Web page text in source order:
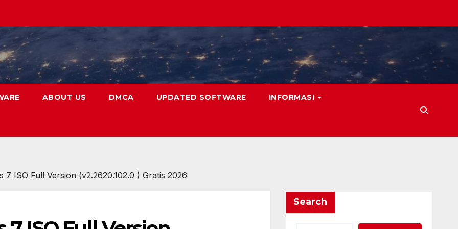
ABOUT US DMCA UPDATED SOFTWARE INFORMASI
7 ISO Full Version (v2.2620.102.0 ) Gratis 2026
Search